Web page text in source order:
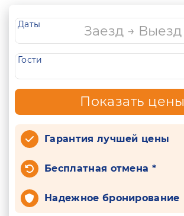
Даты
Гости
Показать цены
Гарантия лучшей цены
Бесплатная отмена *
Надежное бронирование